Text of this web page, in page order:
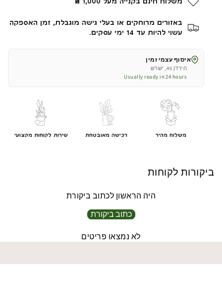
כד
גבוה
|
|
דגם
קוטר
גובה
גבוה
|
|
דגם
באזורים מרוחקים או בעלי גישה מוגבלת, זמן האספקה
עשוי להיות עד 14 ימי עסקים.
איסוף עצמי זמין
הירדן 46, ישרש
Usually ready in 24 hours
משלוח מהיר רכישה מאובטחת שירות לקוחות מקצועי
ביקורות לקוחות
היה הראשון לכתוב ביקורת
כתוב ביקורת
לא נמצאו פריטים